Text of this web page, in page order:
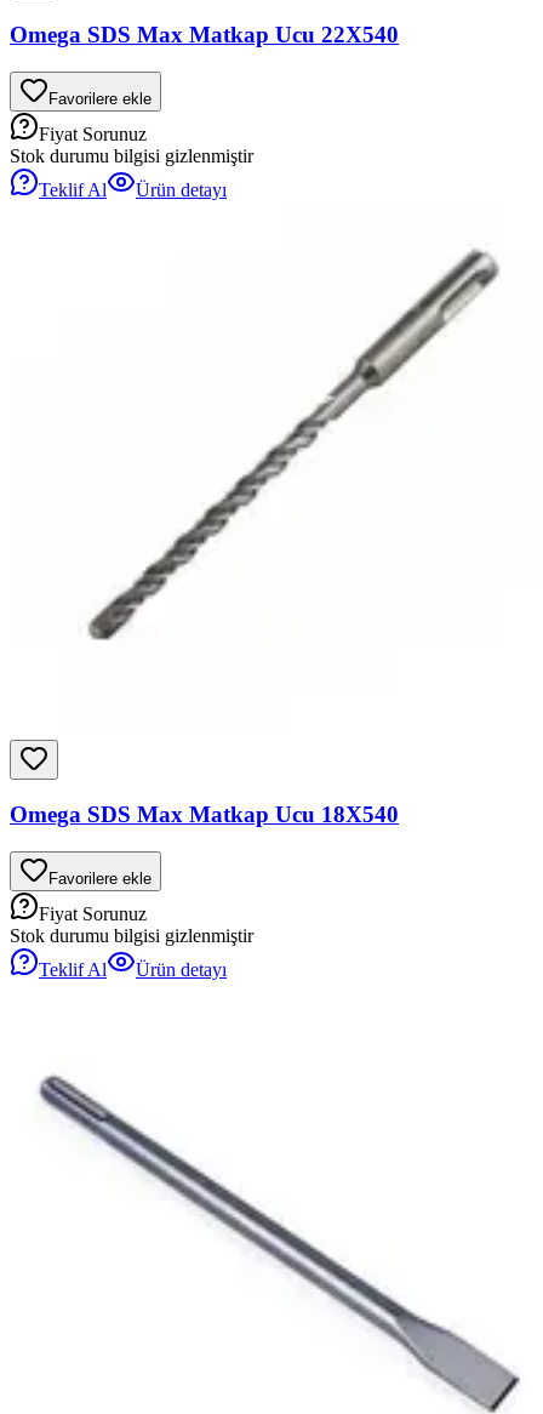
Omega SDS Max Matkap Ucu 22X540
Favorilere ekle
Fiyat Sorunuz
Stok durumu bilgisi gizlenmiştir
Teklif Al
Ürün detayı
Omega SDS Max Matkap Ucu 18X540
Favorilere ekle
Fiyat Sorunuz
Stok durumu bilgisi gizlenmiştir
Teklif Al
Ürün detayı